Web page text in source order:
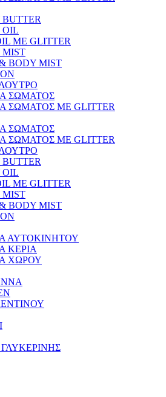
OIL
ΜΕ GLITTER
MIST
BODY MIST
ΣΩΜΑΤΟΣ
ΣΩΜΑΤΟΣ ΜΕ GLITTER
ΣΩΜΑΤΟΣ
ΣΩΜΑΤΟΣ ΜΕ GLITTER
OIL
ΜΕ GLITTER
MIST
BODY MIST
ΑΥΤΟΚΙΝΗΤΟΥ
ΚΕΡΙΑ
ΧΩΡΟΥ